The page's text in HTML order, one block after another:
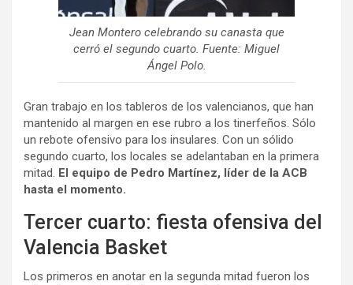
Jean Montero celebrando su canasta que
cerró el segundo cuarto. Fuente: Miguel
Ángel Polo.
Gran trabajo en los tableros de los valencianos, que han
mantenido al margen en ese rubro a los tinerfeños. Sólo
un rebote ofensivo para los insulares. Con un sólido
segundo cuarto, los locales se adelantaban en la primera
mitad. El equipo de Pedro Martínez, líder de la ACB
hasta el momento.
Tercer cuarto: fiesta ofensiva del
Valencia Basket
Los primeros en anotar en la segunda mitad fueron los